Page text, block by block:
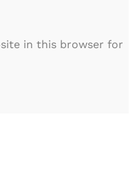
in this browser for